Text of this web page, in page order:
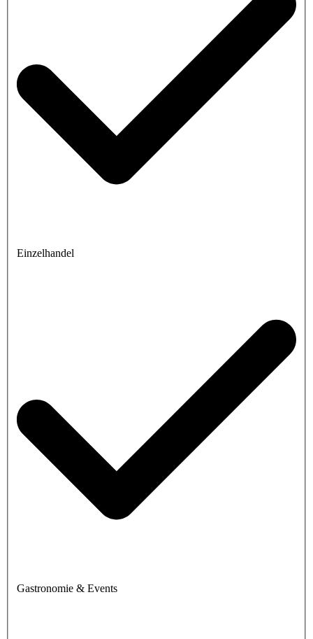
Einzelhandel
Gastronomie & Events